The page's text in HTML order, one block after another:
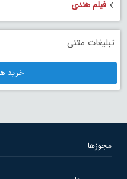
فیلم هندی
تبلیغات متنی
خرید
مجوزها